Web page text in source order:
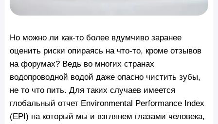
Но можно ли как-то более вдумчиво заранее
оценить риски опираясь на что-то, кроме отзывов
на форумах? Ведь во многих странах
водопроводной водой даже опасно чистить зубы,
не то что пить. Для таких случаев имеется
глобальный отчет Environmental Performance Index
(EPI) на который мы и взглянем глазами человека,